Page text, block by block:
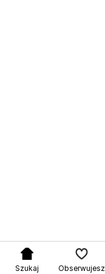
Szukaj Obserwujesz